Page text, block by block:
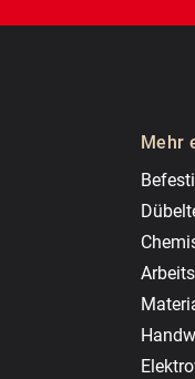
Mehr